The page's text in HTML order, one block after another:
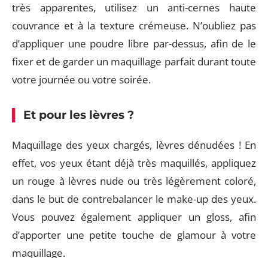
très apparentes, utilisez un anti-cernes haute
couvrance et à la texture crémeuse. N’oubliez pas
d’appliquer une poudre libre par-dessus, afin de le
fixer et de garder un maquillage parfait durant toute
votre journée ou votre soirée.
Et pour les lèvres ?
Maquillage des yeux chargés, lèvres dénudées ! En
effet, vos yeux étant déjà très maquillés, appliquez
un rouge à lèvres nude ou très légèrement coloré,
dans le but de contrebalancer le make-up des yeux.
Vous pouvez également appliquer un gloss, afin
d’apporter une petite touche de glamour à votre
maquillage.